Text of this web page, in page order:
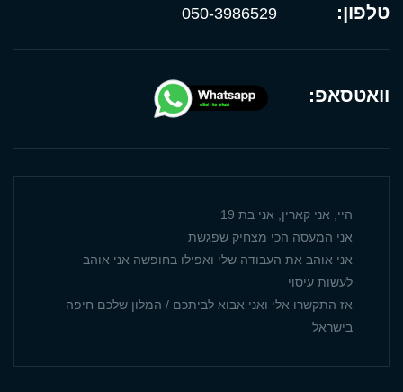
טלפון: 050-3986529
וואטסאפ:
היי, אני קארין, אני בת 19
אני המעסה הכי מצחיק שפגשת
אני אוהב את העבודה שלי ואפילו בחופשה אני אוהב
לעשות עיסוי
אז התקשרו אלי ואני אבוא לביתכם / המלון שלכם חיפה
בישראל